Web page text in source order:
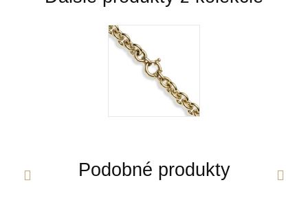
sa nehodili pre praktické použitie. Prímesi paládia
a niklu navyše sfarbujú vzniknutú zliatinu – vzniká
tak v súčasnosti dosť moderné biele zlato. Obsah
zlata v klenotníckych zliatinách alebo rýdzosť sa
vyjadruje v karátoch. V súčasnej dobe poznáme
Perový krúžokPodobné produkty